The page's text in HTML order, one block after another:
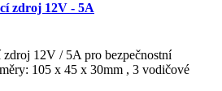
zdroj 12V - 5A
12V / 5A pro bezpečnostní
105 x 45 x 30mm , 3 vodičové